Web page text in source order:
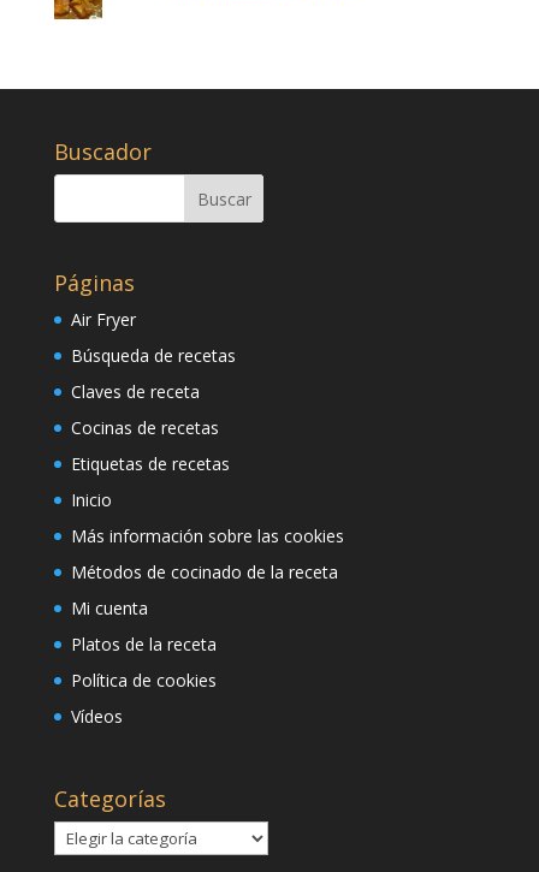
Buscador
Páginas
Air Fryer
Búsqueda de recetas
Claves de receta
Cocinas de recetas
Etiquetas de recetas
Inicio
Más información sobre las cookies
Métodos de cocinado de la receta
Mi cuenta
Platos de la receta
Política de cookies
Vídeos
Categorías
Categorías